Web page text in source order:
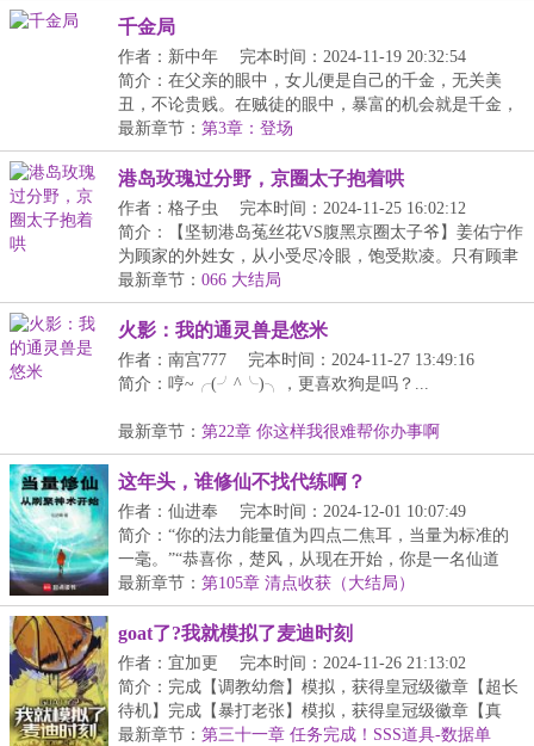
千金局
作者：新中年
完本时间：2024-11-19 20:32:54
简介：在父亲的眼中，女儿便是自己的千金，无关美
丑，不论贵贱。在贼徒的眼中，暴富的机会就是千金，
无关...
最新章节： 第3章：登场
港岛玫瑰过分野，京圈太子抱着哄
作者：格子虫
完本时间：2024-11-25 16:02:12
简介：【坚韧港岛菟丝花VS腹黑京圈太子爷】姜佑宁作
为顾家的外姓女，从小受尽冷眼，饱受欺凌。只有顾聿
衍...
最新章节： 066 大结局
火影：我的通灵兽是悠米
作者：南宫777
完本时间：2024-11-27 13:49:16
简介：哼~╭(╯^╰)╮，更喜欢狗是吗？...
最新章节： 第22章 你这样我很难帮你办事啊
这年头，谁修仙不找代练啊？
作者：仙进奉
完本时间：2024-12-01 10:07:49
简介：“你的法力能量值为四点二焦耳，当量为标准的
一毫。”“恭喜你，楚风，从现在开始，你是一名仙道
联...
最新章节： 第105章 清点收获（大结局）
goat了?我就模拟了麦迪时刻
作者：宜加更
完本时间：2024-11-26 21:13:02
简介：完成【调教幼詹】模拟，获得皇冠级徽章【超长
待机】完成【暴打老张】模拟，获得皇冠级徽章【真
·GO...
最新章节： 第三十一章 任务完成！SSS道具-数据单